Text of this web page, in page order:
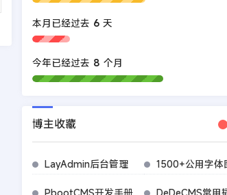
本月已经过去 6 天
今年已经过去 8 个月
博主收藏
LayAdmin后台管理 1500+公用字体